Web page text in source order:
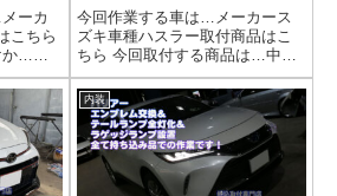
ーカ
こちら
…汗
ち込
回りを
せっ
ト、
！」
今回作業する車は…メーカース
ズキ車種ハスラー取付商品はこ
ちら 今回取付する商品は…中古
コンプレッサー当店でのエアコ
ンコンプレッサー故障診断は
PS134を使っての診断になるの
で、より故障原因の追究になり
ます原因がわかりやすいので、
修理対応が結...
内装